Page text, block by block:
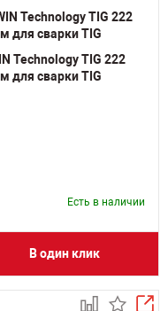
Technology TIG 222
для сварки TIG
Есть в наличии
В один клик